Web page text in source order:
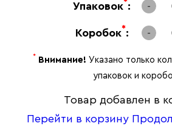
Упаковок*: -
Коробок*: -
* Внимание! Указано только
упаковок и
Товар добавлен в
Перейти в корзину